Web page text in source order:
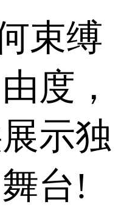
束缚
度，
示独
台!